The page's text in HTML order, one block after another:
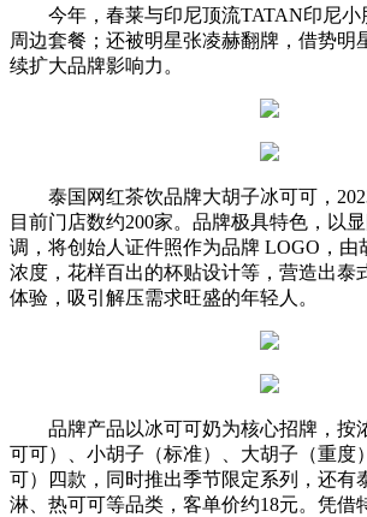
今年，春莱与印尼顶流TATAN印尼
周边套餐；还被明星张凌赫翻牌，借势明
续扩大品牌影响力。
泰国网红茶饮品牌大胡子冰可可，
目前门店数约200家。品牌极具特色，以
调，将创始人证件照作为品牌 LOGO，由
浓度，花样百出的杯贴设计等，营造出泰
体验，吸引解压需求旺盛的年轻人。
品牌产品以冰可可奶为核心招牌，按
可可）、小胡子（标准）、大胡子（重度
可）四款，同时推出季节限定系列，还有
淋、热可可等品类，客单价约18元。凭借